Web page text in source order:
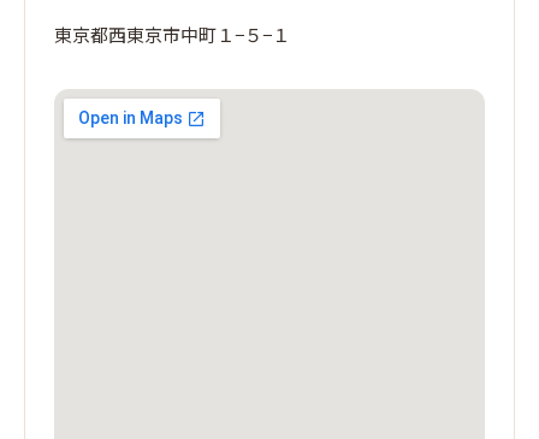
東京都西東京市中町１−５−１